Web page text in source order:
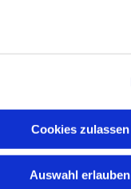
Cookies zulassen
Auswahl erlauben
Straße 28 | 33803
36 28